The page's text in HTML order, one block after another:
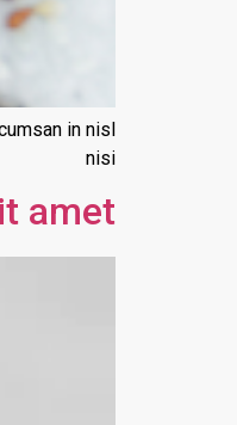
in nisl
nisi
amet,